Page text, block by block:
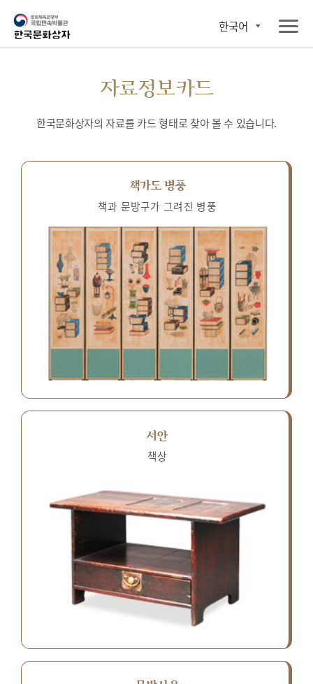
한국어
자료정보카드
한국문화상자의 자료를 카드 형태로 찾아 볼 수 있습니다.
책가도 병풍
책과 문방구가 그려진 병풍
서안
책상